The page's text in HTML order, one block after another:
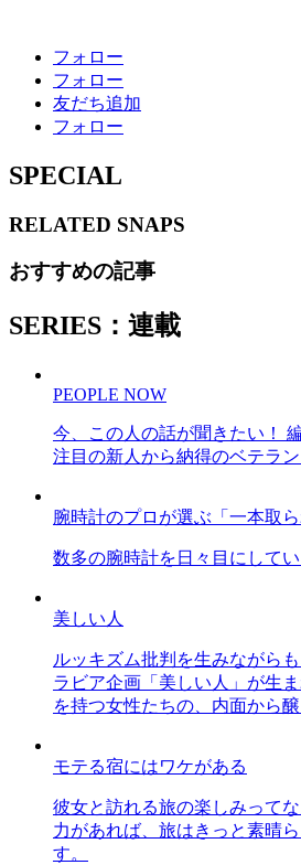
フォロー
フォロー
友だち追加
フォロー
SPECIAL
RELATED SNAPS
おすすめの記事
SERIES：連載
PEOPLE NOW
今、この人の話が聞きたい！
注目の新人から納得のベテラ
腕時計のプロが選ぶ「一本取ら
数多の腕時計を日々目にして
美しい人
ルッキズム批判を生みながら
ラビア企画「美しい人」が生
を持つ女性たちの、内面から
モテる宿にはワケがある
彼女と訪れる旅の楽しみって
力があれば、旅はきっと素晴
す。